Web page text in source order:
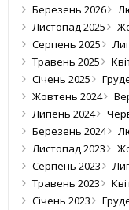
Березень 2026
Листопад 2025
Серпень 2025
Травень 2025
Січень 2025
Жовтень 2024
Липень 2024
Березень 2024
Листопад 2023
Серпень 2023
Травень 2023
Січень 2023